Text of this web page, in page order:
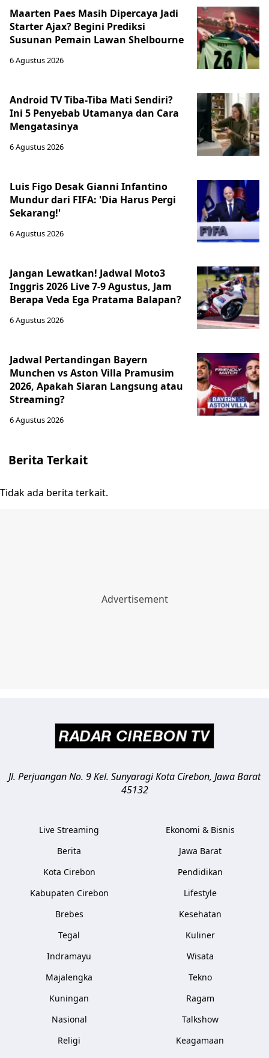
Maarten Paes Masih Dipercaya Jadi
Starter Ajax? Begini Prediksi
Susunan Pemain Lawan Shelbourne
6 Agustus 2026
Android TV Tiba-Tiba Mati Sendiri?
Ini 5 Penyebab Utamanya dan Cara
Mengatasinya
6 Agustus 2026
Luis Figo Desak Gianni Infantino
Mundur dari FIFA: 'Dia Harus Pergi
Sekarang!'
6 Agustus 2026
Jangan Lewatkan! Jadwal Moto3
Inggris 2026 Live 7-9 Agustus, Jam
Berapa Veda Ega Pratama Balapan?
6 Agustus 2026
Jadwal Pertandingan Bayern
Munchen vs Aston Villa Pramusim
2026, Apakah Siaran Langsung atau
Streaming?
6 Agustus 2026
Berita Terkait
Tidak ada berita terkait.
Jl. Perjuangan No. 9 Kel. SunyaragiKota Cirebon, Jawa Barat
45132
Live Streaming
Berita
Kota Cirebon
Kabupaten Cirebon
Brebes
Tegal
Indramayu
Majalengka
Kuningan
Nasional
Religi
Ekonomi & Bisnis
Jawa Barat
Pendidikan
Lifestyle
Kesehatan
Kuliner
Wisata
Tekno
Ragam
Talkshow
Keagamaan